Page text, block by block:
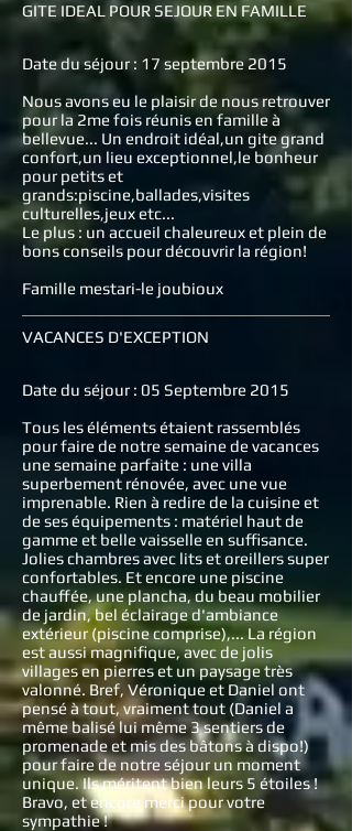
GITE IDEAL POUR SEJOUR EN FAMILLE
Date du séjour : 17 septembre 2015
Nous avons eu le plaisir de nous retrouver
pour la 2me fois réunis en famille à
bellevue... Un endroit idéal,un gite grand
confort,un lieu exceptionnel,le bonheur
pour petits et
grands:piscine,ballades,visites
culturelles,jeux etc...
Le plus : un accueil chaleureux et plein de
bons conseils pour découvrir la région!
Famille mestari-le joubioux
VACANCES D'EXCEPTION
Date du séjour : 05 Septembre 2015
Tous les éléments étaient rassemblés
pour faire de notre semaine de vacances
une semaine parfaite : une villa
superbement rénovée, avec une vue
imprenable. Rien à redire de la cuisine et
de ses équipements : matériel haut de
gamme et belle vaisselle en suffisance.
Jolies chambres avec lits et oreillers super
confortables. Et encore une piscine
chauffée, une plancha, du beau mobilier
de jardin, bel éclairage d'ambiance
extérieur (piscine comprise),... La région
est aussi magnifique, avec de jolis
villages en pierres et un paysage très
valonné. Bref, Véronique et Daniel ont
pensé à tout, vraiment tout (Daniel a
même balisé lui même 3 sentiers de
promenade et mis des bâtons à dispo!)
pour faire de notre séjour un moment
unique. Ils méritent bien leurs 5 étoiles !
Bravo, et encore merci pour votre
sympathie !